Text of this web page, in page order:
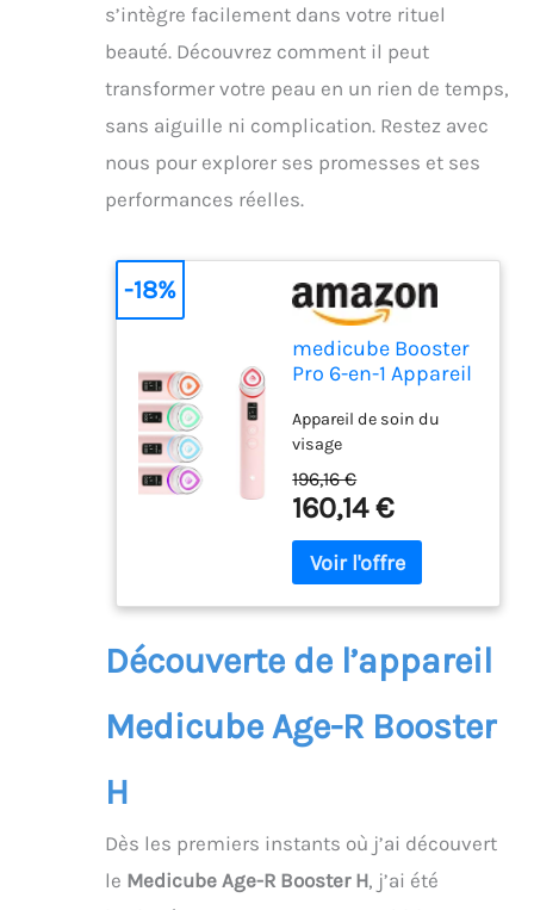
s’intègre facilement dans votre rituel
beauté. Découvrez comment il peut
transformer votre peau en un rien de temps,
sans aiguille ni complication. Restez avec
nous pour explorer ses promesses et ses
performances réelles.
medicube Booster
Pro 6-en-1 Appareil
Verre Rose
Appareil de soin du
visage
196,16 €
160,14 €
-18%
Découverte de l’appareil
Medicube Age-R Booster
H
Dès les premiers instants où j’ai découvert
le Medicube Age-R Booster H, j’ai été